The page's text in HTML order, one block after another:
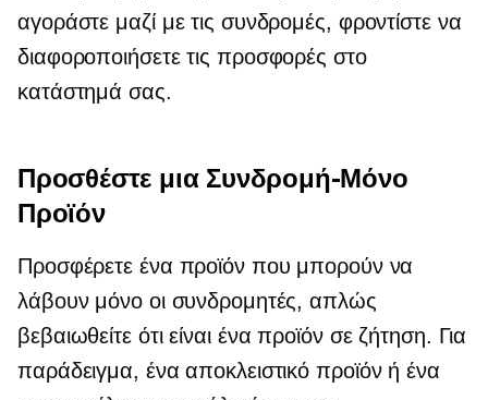
αγοράστε μαζί με τις συνδρομές, φροντίστε να
διαφοροποιήσετε τις προσφορές στο
κατάστημά σας.
Προσθέστε μια Συνδρομή-Μόνο
Προϊόν
Προσφέρετε ένα προϊόν που μπορούν να
λάβουν μόνο οι συνδρομητές, απλώς
βεβαιωθείτε ότι είναι ένα προϊόν σε ζήτηση. Για
παράδειγμα, ένα αποκλειστικό προϊόν ή ένα